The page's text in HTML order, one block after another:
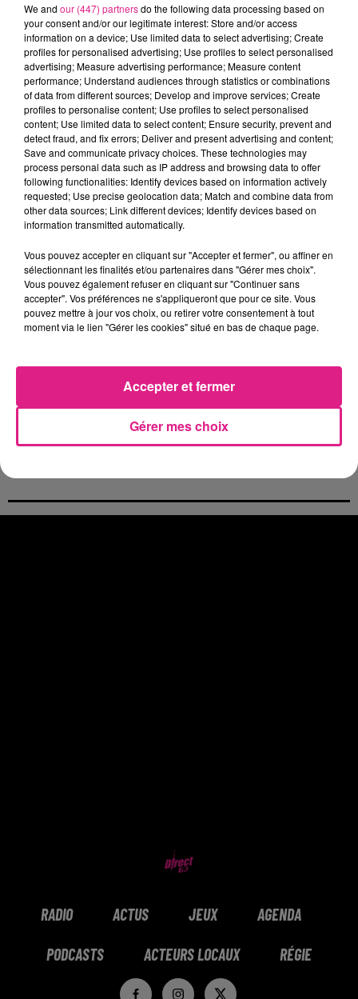
s’élever contre la privation des libertés et des droits
au sein dumonde de demain.
Si cette cause vous tient à cœur, rendez-vous le
dimanche 9 mai à 14h devant l’Aérogare à Metz
FIL ACTUS
7 août 2026
Lorraine : une journée pas comme les autres au Parc animalier de...
6 août 2026
5 août 2026
Casting de Woof : l'Euro-Métropole de Metz part à la recherche de...
4 août 2026
Officiel : Gauthier Hein quitte le FC Metz pour l'OGC Nice
4 août 2026
4 août 2026
Eclipse Solaire du 12 août : où voir ce phénomène en Lorraine ?
31 juillet 2026
Chalets de Noël solidaires : la ville de Metz lance un appel à...
31 juillet 2026
RADIO ACTUS JEUX AGENDA
PODCASTS ACTEURS LOCAUX RÉGIE
We and our (447) partnersdo the following data processing based on
your consent and/or our legitimate interest: Store and/or access
information on a device; Use limited data to select advertising; Create
profiles for personalised advertising; Use profiles to select personalised
advertising; Measure advertising performance; Measure content
performance; Understand audiences through statistics or combinations
of data from different sources; Develop and improve services; Create
profiles to personalise content; Use profiles to select personalised
content; Use limited data to select content; Ensure security, prevent and
detect fraud, and fix errors; Deliver and present advertising and content;
Save and communicate privacy choices. These technologies may
process personal data such as IP address and browsing data to offer
following functionalities: Identify devices based on information actively
requested; Use precise geolocation data; Match and combine data from
other data sources; Link different devices; Identify devices based on
information transmitted automatically.
Vous pouvez accepter en cliquant sur "Accepter et fermer", ou affiner en
sélectionnant les finalités et/ou partenaires dans "Gérer mes choix".
Vous pouvez également refuser en cliquant sur "Continuer sans
accepter". Vos préférences ne s'appliqueront que pour ce site. Vous
pouvez mettre à jour vos choix, ou retirer votre consentement à tout
moment via le lien "Gérer les cookies" situé en bas de chaque page.
Gérer mes choix
Accepter et fermer